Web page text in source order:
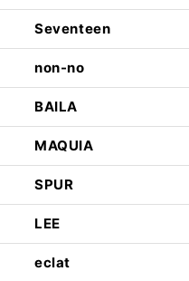
Seventeen
non-no
BAILA
MAQUIA
SPUR
LEE
eclat